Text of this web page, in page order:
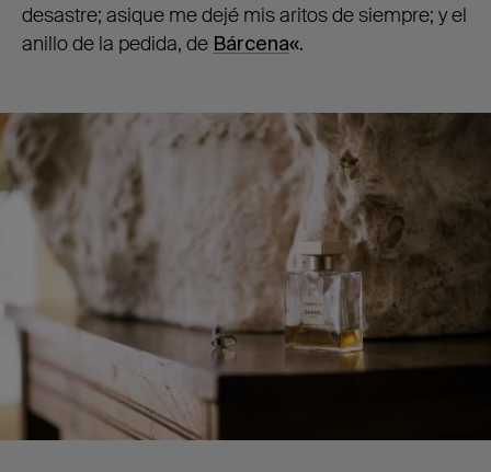
desastre; asique me dejé mis aritos de siempre; y el
anillo de la pedida, de Bárcena«.